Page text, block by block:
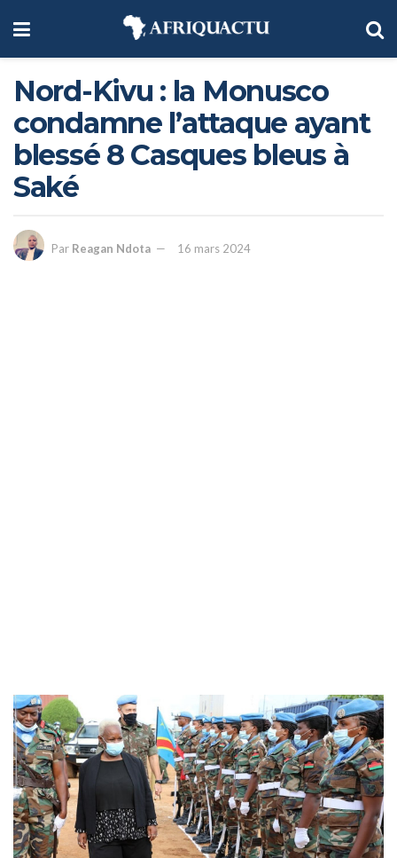
Nord-Kivu : la Monusco
condamne l’attaque ayant
blessé 8 Casques bleus à
Saké
Par Reagan Ndota 16 mars 2024